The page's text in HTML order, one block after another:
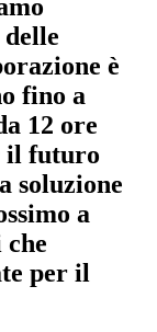
è
fino a
12 ore
il futuro
soluzione
a
per il